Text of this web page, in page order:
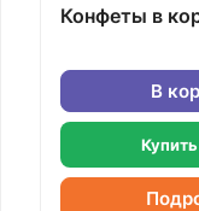
Конфеты в
В